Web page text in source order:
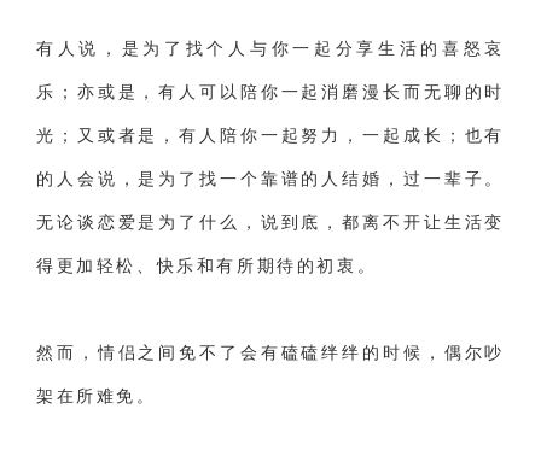
有人说，是为了找个人与你一起分享生活的喜怒哀
乐；亦或是，有人可以陪你一起消磨漫长而无聊的时
光；又或者是，有人陪你一起努力，一起成长；也有
的人会说，是为了找一个靠谱的人结婚，过一辈子。
无论谈恋爱是为了什么，说到底，都离不开让生活变
得更加轻松、快乐和有所期待的初衷。
然而，情侣之间免不了会有磕磕绊绊的时候，偶尔吵
架在所难免。